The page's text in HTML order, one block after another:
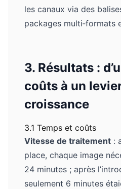
les canaux via des
packages multi‑formats
3. Résultats :
coûts à un
croissance
3.1 Temps et coûts
Vitesse de traitement :
place, chaque image
24 minutes ; après
seulement 6 minutes